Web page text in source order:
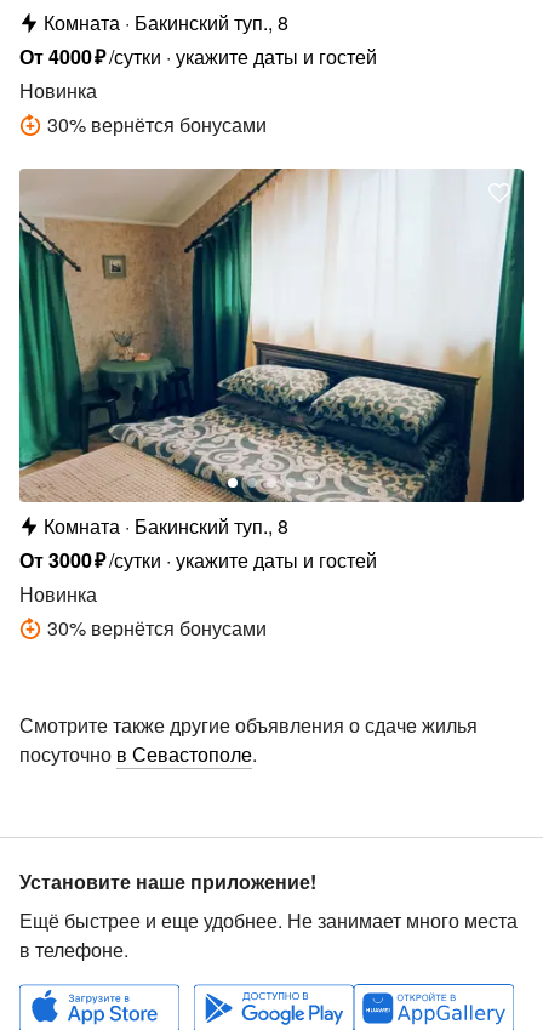
Комната Бакинский туп., 8
От4000₽/сутки укажите даты и гостей
Новинка
30% вернётся бонусами
Комната Бакинский туп., 8
От3000₽/сутки укажите даты и гостей
Новинка
30% вернётся бонусами
Смотрите также другие объявления о сдаче жилья
посуточно в Севастополе.
Установите наше приложение!
Ещё быстрее и еще удобнее. Не занимает много места
в телефоне.